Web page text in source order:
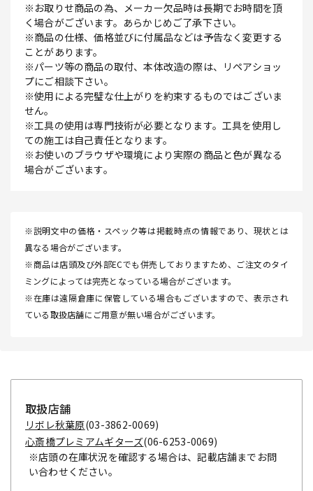
※お取りせ商品の為、メーカー欠品時は長期でお時間を頂
く場合がございます。あらかじめご了承下さい。
※商品の仕様、価格並びに付属品などは予告なく変更する
ことがあります。
※パーツ等の商品の取付、本体改造の際は、リペアショッ
プにご相談下さい。
※使用による完璧な仕上がりを約束するものではございま
せん。
※工具の使用は専門技術が必要となります。工具を使用し
ての施工は自己責任となります。
※お使いのブラウザや環境により実際の商品と色が異なる
場合がございます。
※説明文中の価格・スペック等は掲載時点の情報であり、現状とは
異なる場合がございます。
※商品は店頭及び外部ECでも併売しておりますため、ご注文のタイ
ミングによっては完売となっている場合がございます。
※在庫は遠隔倉庫に保管している場合もございますので、表示され
ている取扱店舗にご用意が無い場合がございます。
取扱店舗
リボレ秋葉原(03-3862-0069)
心斎橋プレミアムギターズ(06-6253-0069)
※店頭の在庫状況を確認する場合は、記載店舗までお問
い合わせください。